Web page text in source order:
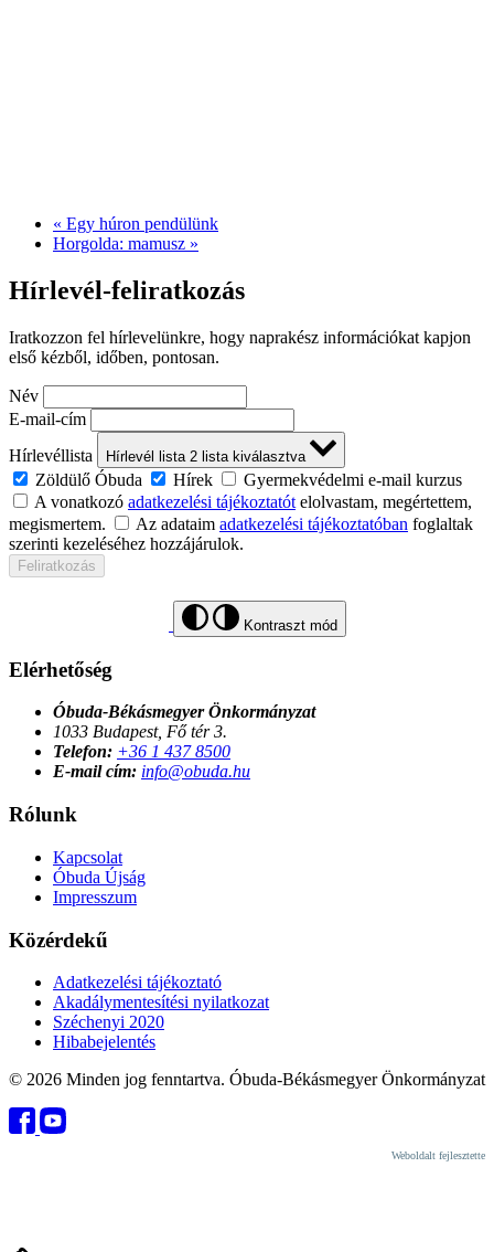
« Egy húron pendülünk
Horgolda: mamusz »
Hírlevél-feliratkozás
Iratkozzon fel hírlevelünkre, hogy naprakész információkat kapjon
első kézből, időben, pontosan.
Név
E-mail-cím
Hírlevéllista
Hírlevél lista 2 lista kiválasztva
Zöldülő Óbuda Hírek
Gyermekvédelmi e-mail kurzus
A vonatkozó adatkezelési tájékoztatót elolvastam, megértettem,
megismertem.
Az adataim adatkezelési tájékoztatóban foglaltak
szerinti kezeléséhez hozzájárulok.
Feliratkozás
Kontraszt mód
Elérhetőség
Óbuda-Békásmegyer Önkormányzat
1033 Budapest, Fő tér 3.
Telefon: +36 1 437 8500
E-mail cím: info@obuda.hu
Rólunk
Kapcsolat
Óbuda Újság
Impresszum
Közérdekű
Adatkezelési tájékoztató
Akadálymentesítési nyilatkozat
Széchenyi 2020
Hibabejelentés
© 2026 Minden jog fenntartva. Óbuda-Békásmegyer Önkormányzat
Weboldalt fejlesztette